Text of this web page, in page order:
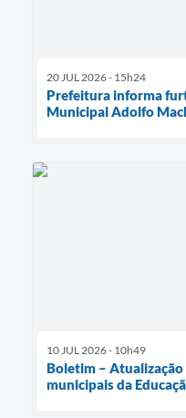
20 JUL 2026 - 15h24
Prefeitura informa
Municipal Adolfo
10 JUL 2026 - 10h49
Boletim –
municipais da